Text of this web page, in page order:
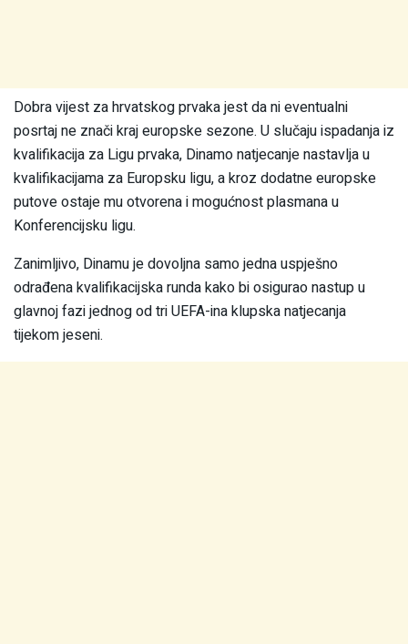
Dobra vijest za hrvatskog prvaka jest da ni eventualni
posrtaj ne znači kraj europske sezone. U slučaju ispadanja iz
kvalifikacija za Ligu prvaka, Dinamo natjecanje nastavlja u
kvalifikacijama za Europsku ligu, a kroz dodatne europske
putove ostaje mu otvorena i mogućnost plasmana u
Konferencijsku ligu.
Zanimljivo, Dinamu je dovoljna samo jedna uspješno
odrađena kvalifikacijska runda kako bi osigurao nastup u
glavnoj fazi jednog od tri UEFA-ina klupska natjecanja
tijekom jeseni.